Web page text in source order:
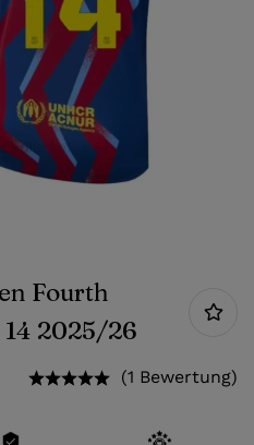
Fourth
2025/26
(1 Bewertung)